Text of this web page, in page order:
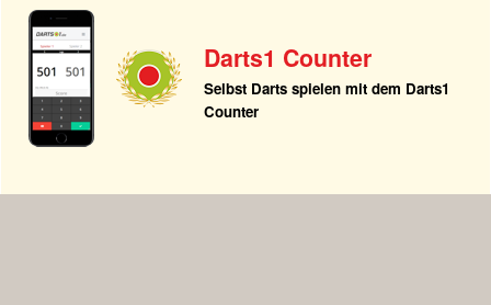
Darts1 Counter
Selbst Darts spielen mit dem Darts1
Counter